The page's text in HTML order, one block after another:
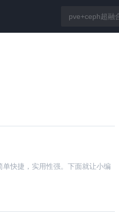
快捷，实用性强。下面就让小编